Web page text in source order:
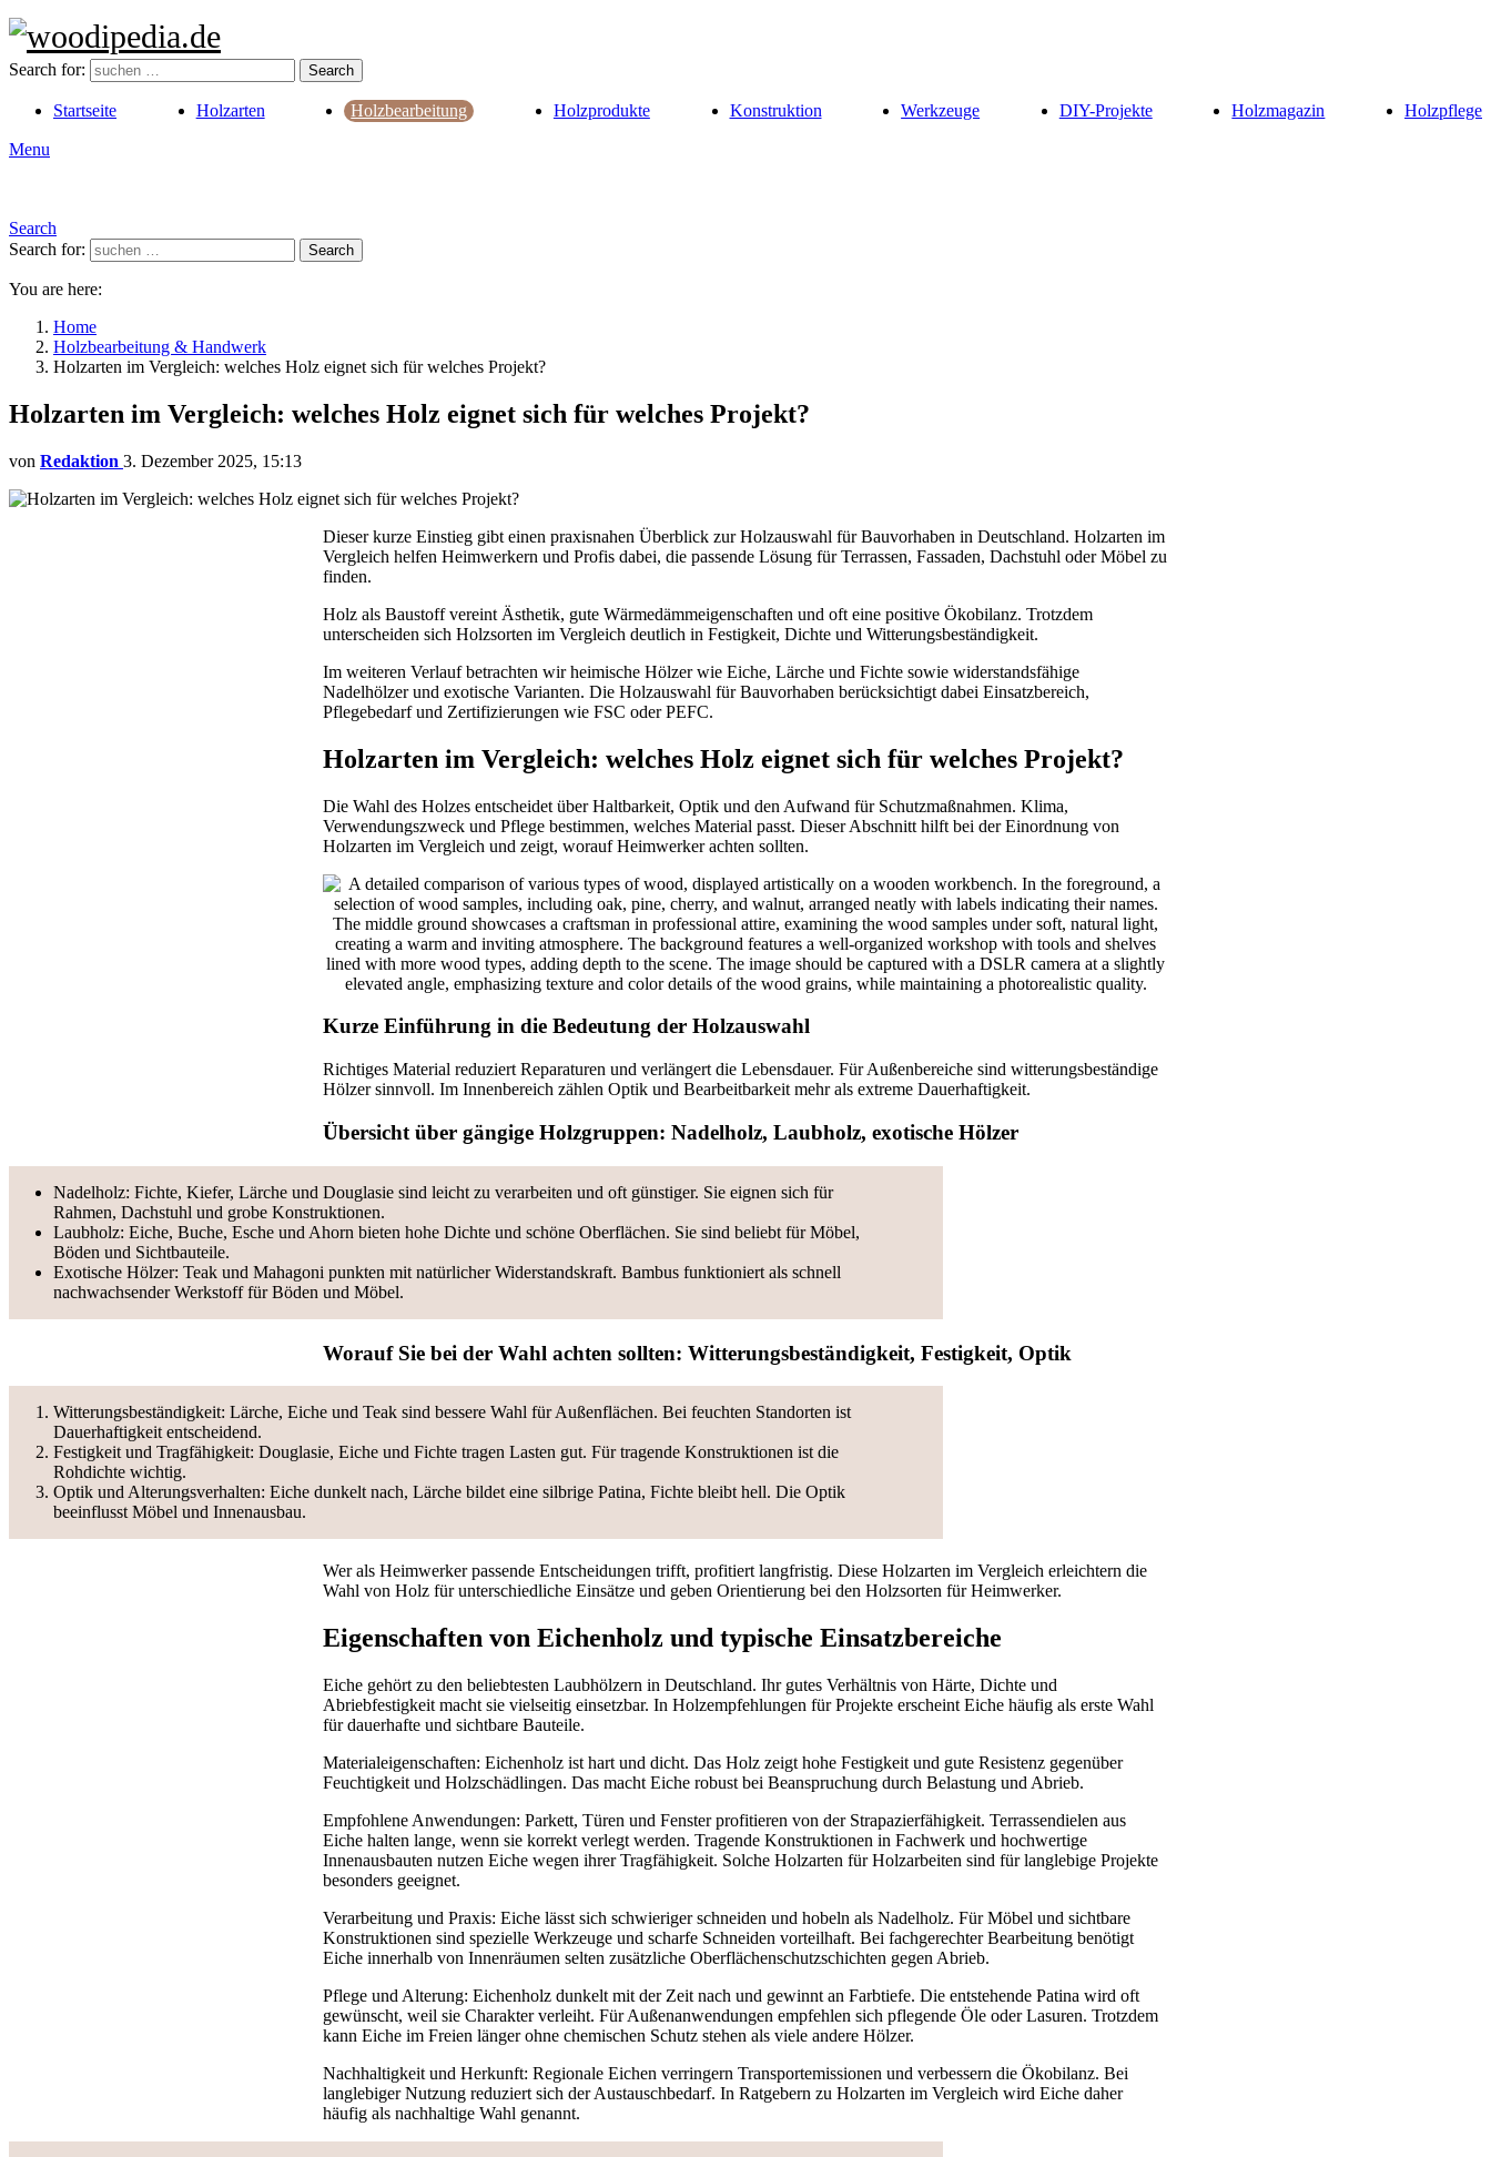
Search for: Search
Startseite Holzarten Holzbearbeitung Holzprodukte Konstruktion Werkzeuge DIY-Projekte Holzmagazin Holzpflege
Menu
Search
Search for:
Search
You are here:
Home
Holzbearbeitung & Handwerk
Holzarten im Vergleich: welches Holz eignet sich für welches Projekt?
Holzarten im Vergleich: welches Holz eignet sich für welches Projekt?
von Redaktion 3. Dezember 2025, 15:13
Dieser kurze Einstieg gibt einen praxisnahen Überblick zur Holzauswahl für Bauvorhaben in Deutschland. Holzarten im
Vergleich helfen Heimwerkern und Profis dabei, die passende Lösung für Terrassen, Fassaden, Dachstuhl oder Möbel zu
finden.
Holz als Baustoff vereint Ästhetik, gute Wärmedämmeigenschaften und oft eine positive Ökobilanz. Trotzdem
unterscheiden sich Holzsorten im Vergleich deutlich in Festigkeit, Dichte und Witterungsbeständigkeit.
Im weiteren Verlauf betrachten wir heimische Hölzer wie Eiche, Lärche und Fichte sowie widerstandsfähige
Nadelhölzer und exotische Varianten. Die Holzauswahl für Bauvorhaben berücksichtigt dabei Einsatzbereich,
Pflegebedarf und Zertifizierungen wie FSC oder PEFC.
Holzarten im Vergleich: welches Holz eignet sich für welches Projekt?
Die Wahl des Holzes entscheidet über Haltbarkeit, Optik und den Aufwand für Schutzmaßnahmen. Klima,
Verwendungszweck und Pflege bestimmen, welches Material passt. Dieser Abschnitt hilft bei der Einordnung von
Holzarten im Vergleich und zeigt, worauf Heimwerker achten sollten.
Kurze Einführung in die Bedeutung der Holzauswahl
Richtiges Material reduziert Reparaturen und verlängert die Lebensdauer. Für Außenbereiche sind witterungsbeständige
Hölzer sinnvoll. Im Innenbereich zählen Optik und Bearbeitbarkeit mehr als extreme Dauerhaftigkeit.
Übersicht über gängige Holzgruppen: Nadelholz, Laubholz, exotische Hölzer
Nadelholz: Fichte, Kiefer, Lärche und Douglasie sind leicht zu verarbeiten und oft günstiger. Sie eignen sich für
Rahmen, Dachstuhl und grobe Konstruktionen.
Laubholz: Eiche, Buche, Esche und Ahorn bieten hohe Dichte und schöne Oberflächen. Sie sind beliebt für Möbel,
Böden und Sichtbauteile.
Exotische Hölzer: Teak und Mahagoni punkten mit natürlicher Widerstandskraft. Bambus funktioniert als schnell
nachwachsender Werkstoff für Böden und Möbel.
Worauf Sie bei der Wahl achten sollten: Witterungsbeständigkeit, Festigkeit, Optik
Witterungsbeständigkeit: Lärche, Eiche und Teak sind bessere Wahl für Außenflächen. Bei feuchten Standorten ist
Dauerhaftigkeit entscheidend.
Festigkeit und Tragfähigkeit: Douglasie, Eiche und Fichte tragen Lasten gut. Für tragende Konstruktionen ist die
Rohdichte wichtig.
Optik und Alterungsverhalten: Eiche dunkelt nach, Lärche bildet eine silbrige Patina, Fichte bleibt hell. Die Optik
beeinflusst Möbel und Innenausbau.
Wer als Heimwerker passende Entscheidungen trifft, profitiert langfristig. Diese Holzarten im Vergleich erleichtern die
Wahl von Holz für unterschiedliche Einsätze und geben Orientierung bei den Holzsorten für Heimwerker.
Eigenschaften von Eichenholz und typische Einsatzbereiche
Eiche gehört zu den beliebtesten Laubhölzern in Deutschland. Ihr gutes Verhältnis von Härte, Dichte und
Abriebfestigkeit macht sie vielseitig einsetzbar. In Holzempfehlungen für Projekte erscheint Eiche häufig als erste Wahl
für dauerhafte und sichtbare Bauteile.
Materialeigenschaften: Eichenholz ist hart und dicht. Das Holz zeigt hohe Festigkeit und gute Resistenz gegenüber
Feuchtigkeit und Holzschädlingen. Das macht Eiche robust bei Beanspruchung durch Belastung und Abrieb.
Empfohlene Anwendungen: Parkett, Türen und Fenster profitieren von der Strapazierfähigkeit. Terrassendielen aus
Eiche halten lange, wenn sie korrekt verlegt werden. Tragende Konstruktionen in Fachwerk und hochwertige
Innenausbauten nutzen Eiche wegen ihrer Tragfähigkeit. Solche Holzarten für Holzarbeiten sind für langlebige Projekte
besonders geeignet.
Verarbeitung und Praxis: Eiche lässt sich schwieriger schneiden und hobeln als Nadelholz. Für Möbel und sichtbare
Konstruktionen sind spezielle Werkzeuge und scharfe Schneiden vorteilhaft. Bei fachgerechter Bearbeitung benötigt
Eiche innerhalb von Innenräumen selten zusätzliche Oberflächenschutzschichten gegen Abrieb.
Pflege und Alterung: Eichenholz dunkelt mit der Zeit nach und gewinnt an Farbtiefe. Die entstehende Patina wird oft
gewünscht, weil sie Charakter verleiht. Für Außenanwendungen empfehlen sich pflegende Öle oder Lasuren. Trotzdem
kann Eiche im Freien länger ohne chemischen Schutz stehen als viele andere Hölzer.
Nachhaltigkeit und Herkunft: Regionale Eichen verringern Transportemissionen und verbessern die Ökobilanz. Bei
langlebiger Nutzung reduziert sich der Austauschbedarf. In Ratgebern zu Holzarten im Vergleich wird Eiche daher
häufig als nachhaltige Wahl genannt.